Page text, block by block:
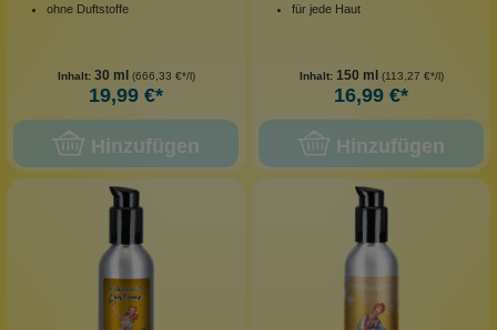
ohne Duftstoffe
Inhalt: 30 ml (666,33 €*/l)
19,99 €*
Hinzufügen
für jede Haut
Inhalt: 150 ml (113,27 €*/l)
16,99 €*
Hinzufügen